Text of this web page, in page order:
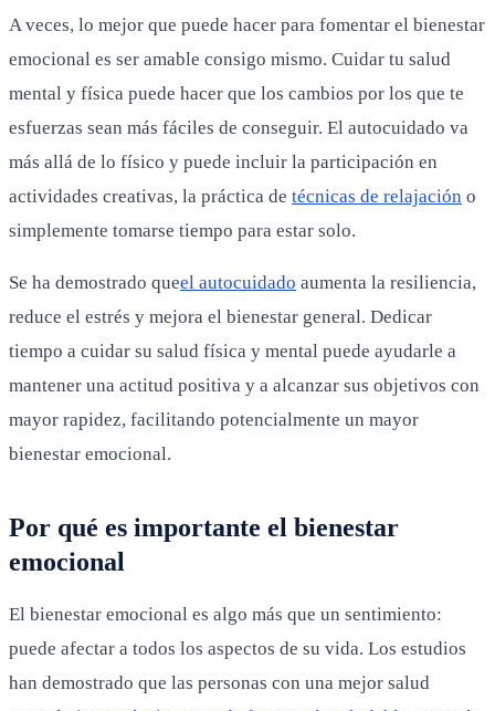
A veces, lo mejor que puede hacer para fomentar el bienestar
emocional es ser amable consigo mismo. Cuidar tu salud
mental y física puede hacer que los cambios por los que te
esfuerzas sean más fáciles de conseguir. El autocuidado va
más allá de lo físico y puede incluir la participación en
actividades creativas, la práctica de técnicas de relajación o
simplemente tomarse tiempo para estar solo.
Se ha demostrado queel autocuidado aumenta la resiliencia,
reduce el estrés y mejora el bienestar general. Dedicar
tiempo a cuidar su salud física y mental puede ayudarle a
mantener una actitud positiva y a alcanzar sus objetivos con
mayor rapidez, facilitando potencialmente un mayor
bienestar emocional.
Por qué es importante el bienestar
emocional
El bienestar emocional es algo más que un sentimiento:
puede afectar a todos los aspectos de su vida. Los estudios
han demostrado que las personas con una mejor salud